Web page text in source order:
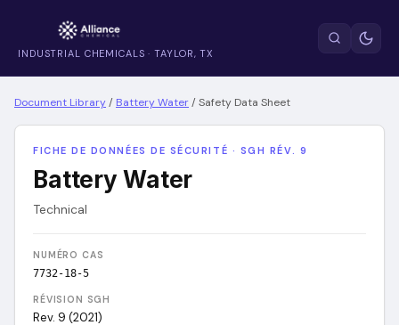
INDUSTRIAL CHEMICALS · TAYLOR, TX
Document Library/ Battery Water/Safety Data Sheet
FICHE DE DONNÉES DE SÉCURITÉ · SGH RÉV. 9
Battery Water
Technical
NUMÉRO CAS
7732-18-5
RÉVISION SGH
Rev. 9 (2021)